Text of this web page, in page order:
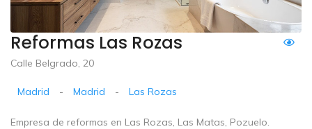
Reformas Las Rozas
Calle Belgrado, 20
Madrid - Madrid - Las Rozas
Empresa de reformas en Las Rozas, Las Matas, Pozuelo.